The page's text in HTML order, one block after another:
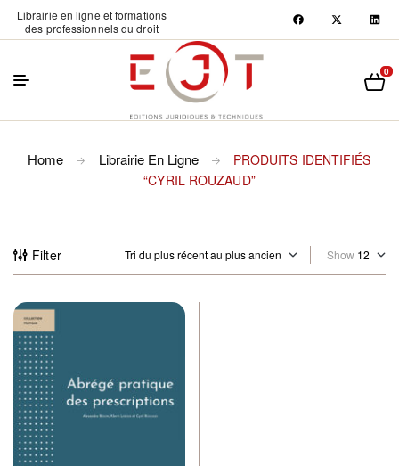
Librairie en ligne et formations
des professionnels du droit
0
Home Librairie En Ligne
PRODUITS IDENTIFIÉS
“CYRIL ROUZAUD”
Filter Show